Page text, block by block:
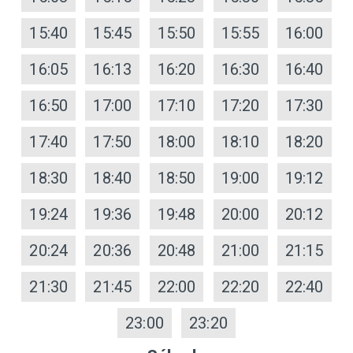
15:40
15:45 15:50 15:55
16:00
16:05
16:13 16:20 16:30
16:40
16:50
17:00 17:10 17:20
17:30
17:40
17:50 18:00 18:10
18:20
18:30
18:40 18:50 19:00
19:12
19:24
19:36 19:48 20:00
20:12
20:24
20:36 20:48 21:00
21:15
21:30
21:45 22:00 22:20
22:40
23:00
23:20